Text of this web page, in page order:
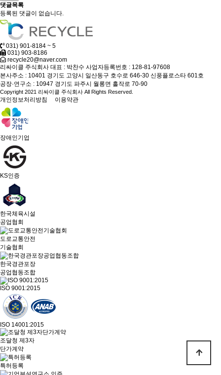
댓글목록
등록된 댓글이 없습니다.
031) 901-8184 ~ 5
031) 903-8186
recycle20@naver.com
리싸이클 주식회사 대표 : 박찬수 사업자등록번호 : 128-81-97608
본사주소 : 10401 경기도 고양시 일산동구 호수로 646-30 신풍플로스타 601호
공장·연구소 : 10947 경기도 파주시 월롱면 홀작로 70-90
Copyright 2021 리싸이클 주식회사 All Rights Reserved.
개인정보처리방침 이용약관
장애인기업
KS인증
한국체육시설
공업협회
도로교통안전
기술협회
한국경관포장
공업협동조합
ISO 9001:2015
ISO 14001:2015
조달청 제3자
단가계약
특허등록